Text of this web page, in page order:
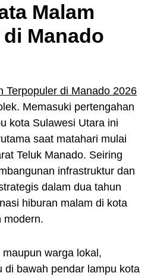
Malam
Manado
Terpopuler di Manado 2026
Memasuki pertengahan
kota Sulawesi Utara ini
saat matahari mulai
Teluk Manado. Seiring
infrastruktur dan
dalam dua tahun
hiburan malam di kota
modern.
warga lokal,
di bawah pendar lampu kota